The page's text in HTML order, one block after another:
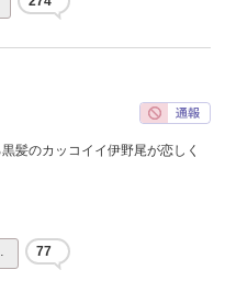
髪のカッコイイ伊野尾が恋しく
77